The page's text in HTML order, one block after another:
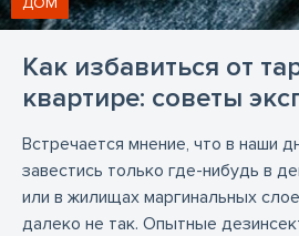
Как избавиться от
квартире: советы
Встречается мнение, что в наши
завестись только где-нибудь в
или в жилищах маргинальных
далеко не так. Опытные